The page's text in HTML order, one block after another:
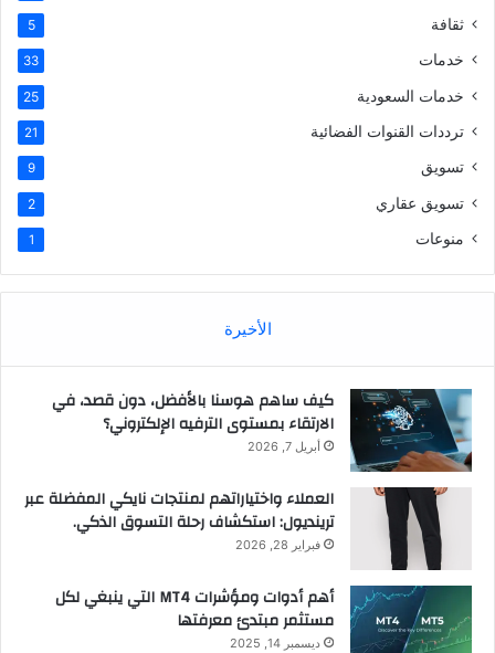
ثقافة 5
خدمات 33
خدمات السعودية 25
ترددات القنوات الفضائية 21
تسويق 9
تسويق عقاري 2
منوعات 1
الأخيرة
كيف ساهم هوسنا بالأفضل، دون قصد، في
الارتقاء بمستوى الترفيه الإلكتروني؟
أبريل 7, 2026
العملاء واختياراتهم لمنتجات نايكي المفضلة عبر
ترينديول: استكشاف رحلة التسوق الذكي.
فبراير 28, 2026
أهم أدوات ومؤشرات MT4 التي ينبغي لكل
مستثمر مبتدئ معرفتها
ديسمبر 14, 2025